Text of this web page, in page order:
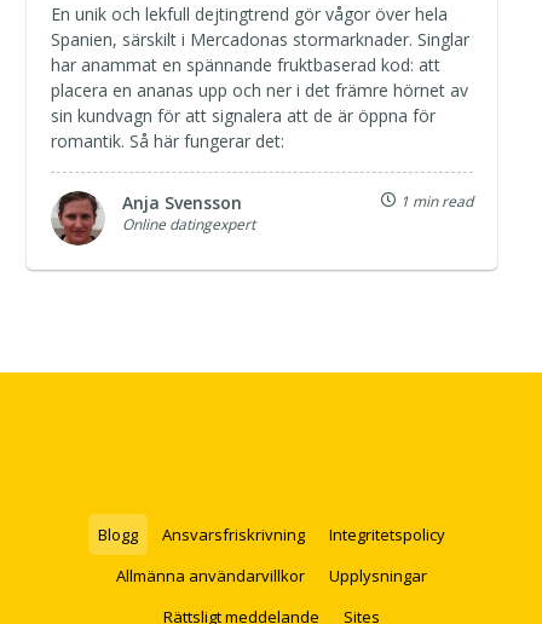
En unik och lekfull dejtingtrend gör vågor över hela
Spanien, särskilt i Mercadonas stormarknader. Singlar
har anammat en spännande fruktbaserad kod: att
placera en ananas upp och ner i det främre hörnet av
sin kundvagn för att signalera att de är öppna för
romantik. Så här fungerar det:
Anja Svensson
Online datingexpert
1 min read
Blogg Ansvarsfriskrivning
Integritetspolicy
Allmänna användarvillkor
Upplysningar
Rättsligt meddelande
Sites